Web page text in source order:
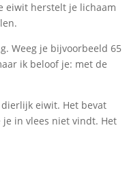
eiwit herstelt je lichaam
Weeg je bijvoorbeeld 65
ik beloof je: met de
eiwit. Het bevat
in vlees niet vindt. Het